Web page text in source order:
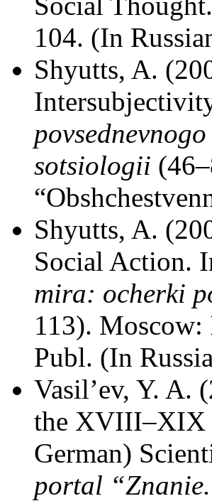
104. (In
Shyutts, A.
sotsiologii
Shyutts, A.
Social Action.
mira: ocherki
113). Moscow:
Publ. (In
Vasil’ev, Y. A.
the XVIII–XIX
German)
portal